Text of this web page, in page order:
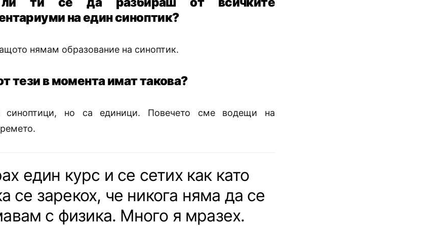
на един синоптик?
нямам образование на синоптик.
тези в момента имат такова?
синоптици, но са единици. Повечето сме водещи на
един курс и се сетих как като
се зарекох, че никога няма да се
с физика. Много я мразех.